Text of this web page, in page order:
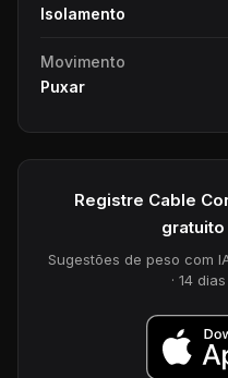
Isolamento
Movimento
Puxar
Registre Cable
Sugestões de peso com
· 14